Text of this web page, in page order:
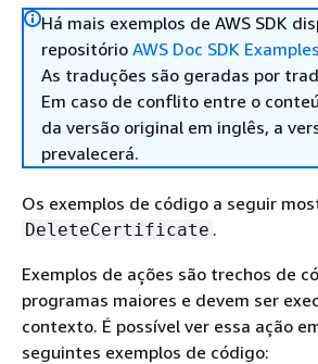
Há mais exemplos de AWS SDK
repositório AWS Doc SDK Examples
As traduções são geradas por
Em caso de conflito entre o
da versão original em inglês, a
prevalecerá.
Os exemplos de código a seguir
DeleteCertificate .
Exemplos de ações são trechos de
programas maiores e devem ser
contexto. É possível ver essa ação
seguintes exemplos de código: